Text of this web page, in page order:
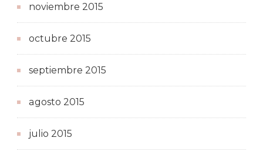
noviembre 2015
octubre 2015
septiembre 2015
agosto 2015
julio 2015